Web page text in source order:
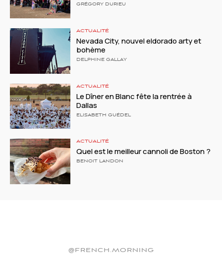
GRÉGORY DURIEU
ACTUALITÉ
Nevada City, nouvel eldorado arty et
bohème
DELPHINE GALLAY
ACTUALITÉ
Le Dîner en Blanc fête la rentrée à
Dallas
ELISABETH GUÉDEL
ACTUALITÉ
Quel est le meilleur cannoli de Boston ?
BENOIT LANDON
@FRENCH.MORNING